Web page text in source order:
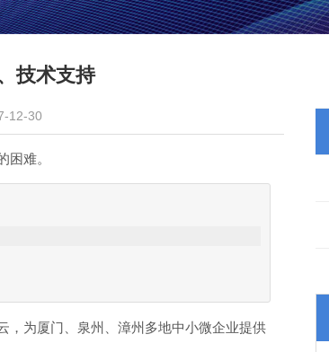
技术支持
12-30
难。
为厦门、泉州、漳州多地中小微企业提供